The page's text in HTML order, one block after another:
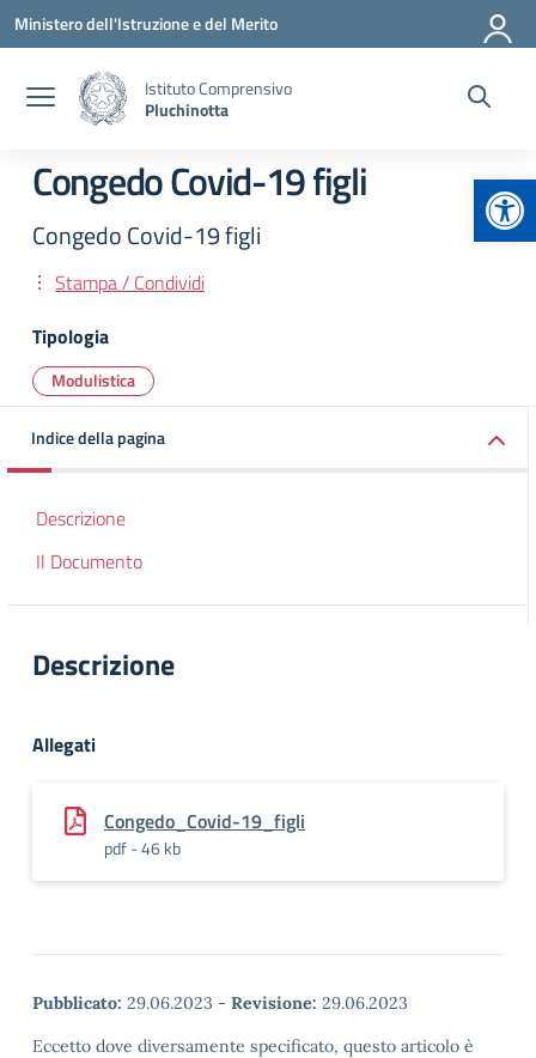
Vai ai contenuti
Vai al menu di navigazione
Vai al footer
Ministero dell'Istruzione e del Merito
Istituto Comprensivo
Pluchinotta
Congedo Covid-19 figli
Congedo Covid-19 figli
Stampa / Condividi
Tipologia
Modulistica
Indice della pagina
Descrizione
Il Documento
Descrizione
Allegati
Congedo_Covid-19_figli
pdf - 46 kb
Pubblicato: 29.06.2023 - Revisione: 29.06.2023
Eccetto dove diversamente specificato, questo articolo è